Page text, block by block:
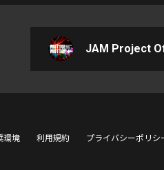
JAM Project
環境 利用規約 プライバシーポリシ